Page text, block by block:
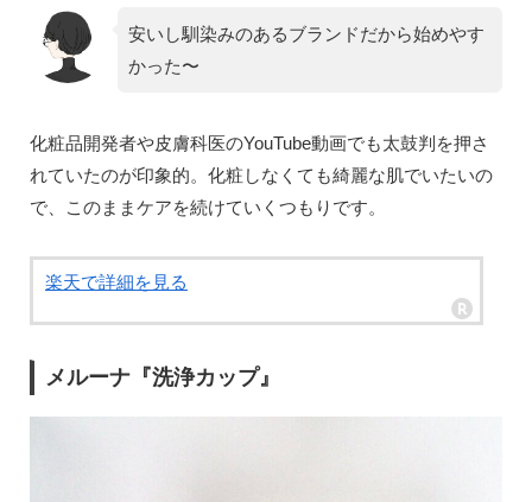
安いし馴染みのあるブランドだから始めやす
かった〜
化粧品開発者や皮膚科医のYouTube動画でも太鼓判を押さ
れていたのが印象的。化粧しなくても綺麗な肌でいたいの
で、このままケアを続けていくつもりです。
楽天で詳細を見る
メルーナ『洗浄カップ』